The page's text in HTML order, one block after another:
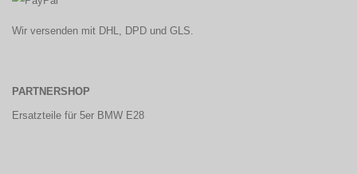
Wir versenden mit DHL, DPD und GLS.
PARTNERSHOP
Ersatzteile für 5er BMW E28